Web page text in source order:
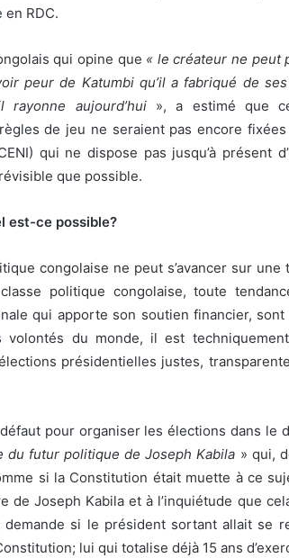
RDC.
qui opine que « le créateur ne peut
peur de Katumbi qu’il a fabriqué de
aujourd’hui », a estimé que
de jeu ne seraient pas encore
qui ne dispose pas jusqu’à présent
que possible.
est-ce possible?
congolaise ne peut s’avancer sur une
politique congolaise, toute
qui apporte son soutien financier,
du monde, il est
présidentielles justes,
pour organiser les élections dans le
du futur politique de Joseph Kabila » qui,
si la Constitution était muette à ce
de Joseph Kabila et à l’inquiétude que
demande si le président sortant allait se
lui qui totalise déjà 15 ans